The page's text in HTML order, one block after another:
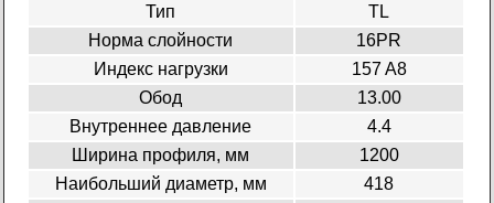
Тип
TL
Норма слойности
16PR
Индекс нагрузки
157 A8
Обод
13.00
Внутреннее давление
4.4
Ширина профиля, мм
1200
Наибольший диаметр, мм
418